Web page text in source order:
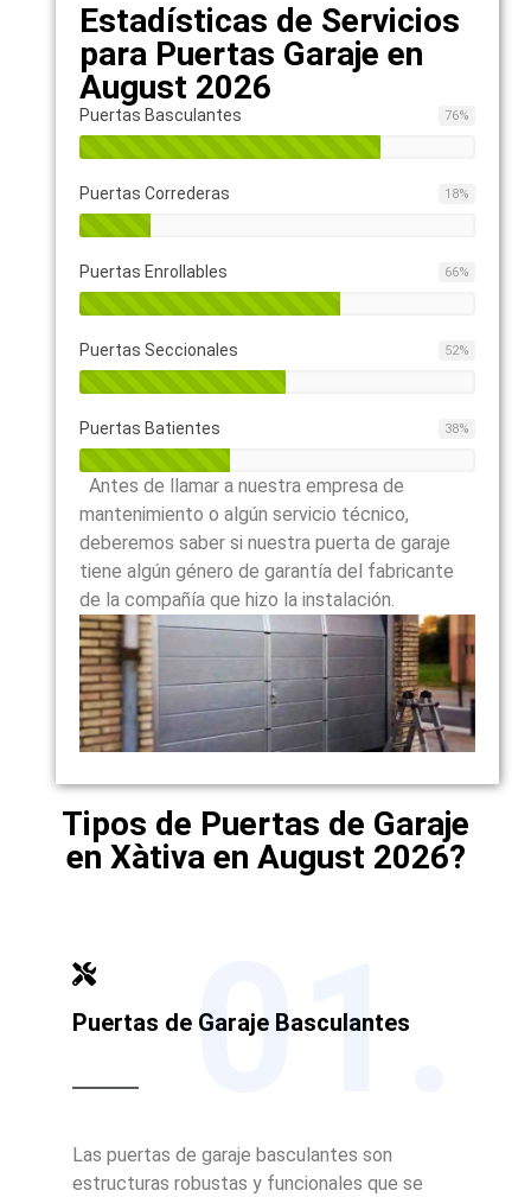
Estadísticas de Servicios
para Puertas Garaje en
August 2026
Puertas Basculantes 76%
Puertas Correderas 18%
Puertas Enrollables 66%
Puertas Seccionales 52%
Puertas Batientes 38%
Antes de llamar a nuestra empresa de
mantenimiento o algún servicio técnico,
deberemos saber si nuestra puerta de garaje
tiene algún género de garantía del fabricante
de la compañía que hizo la instalación.
Tipos de Puertas de Garaje
en Xàtiva en August 2026?
Puertas de Garaje Basculantes
01.
Las puertas de garaje basculantes son
estructuras robustas y funcionales que se